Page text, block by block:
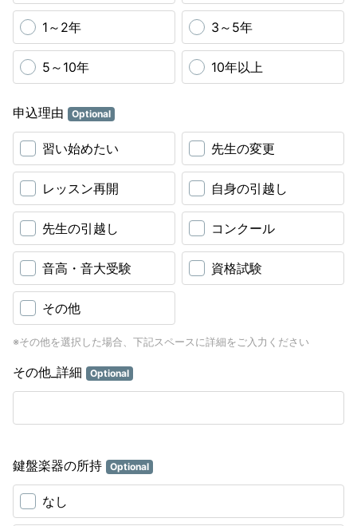
1～2年 3～5年
5～10年 10年以上
申込理由 Optional
習い始めたい 先生の変更
レッスン再開 自身の引越し
先生の引越し コンクール
音高・音大受験 資格試験
その他
※その他を選択した場合、下記スペースに詳細をご入力ください
その他_詳細 Optional
鍵盤楽器の所持 Optional
なし